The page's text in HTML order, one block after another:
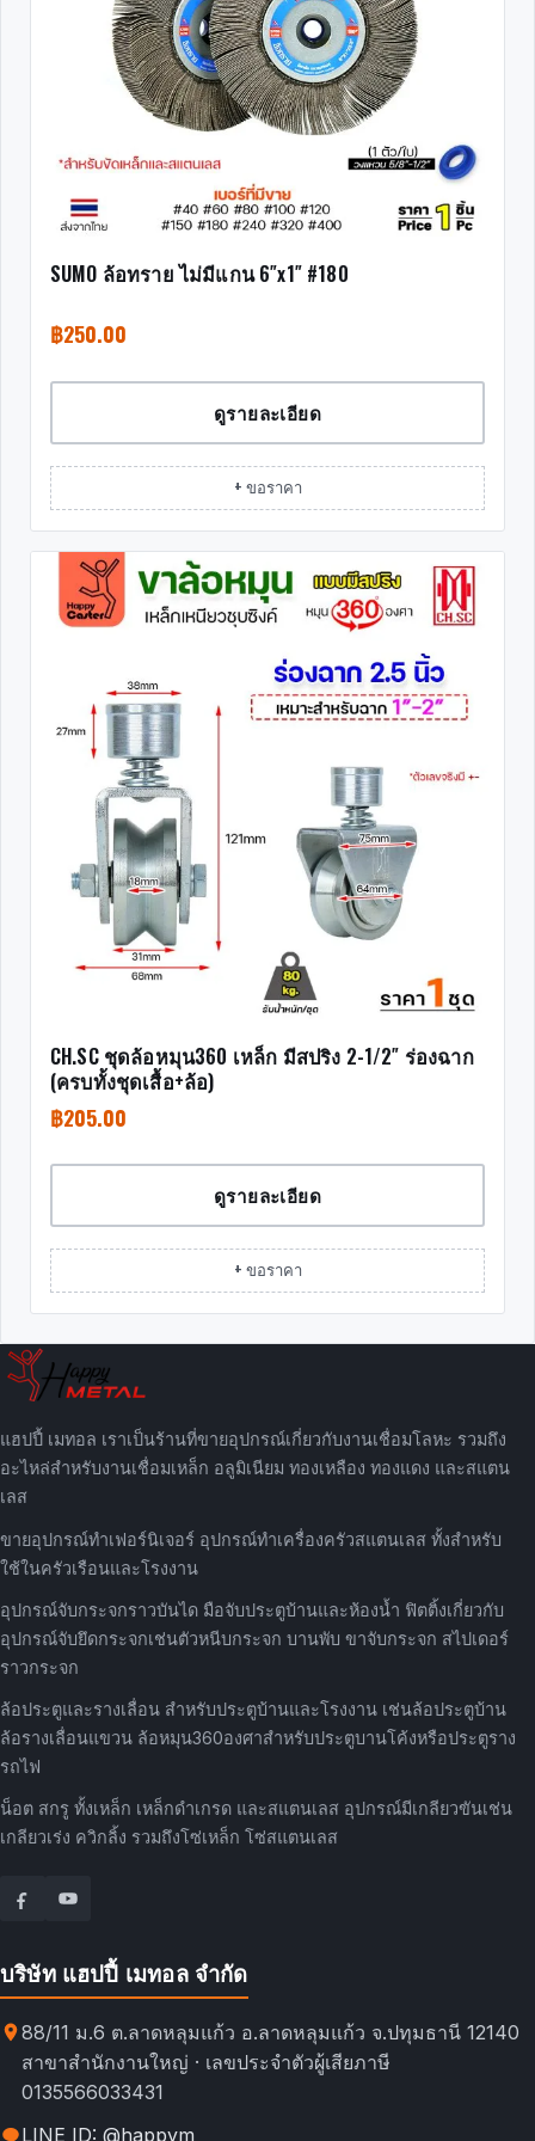
SUMO ล้อทราย ไม่มีแกน 6″x1″ #180
฿250.00
ดูรายละเอียด
+ ขอราคา
CH.SC ชุดล้อหมุน360 เหล็ก มีสปริง 2-1/2″ ร่องฉาก
(ครบทั้งชุดเสื้อ+ล้อ)
฿205.00
ดูรายละเอียด
+ ขอราคา
แฮปปี้ เมทอล เราเป็นร้านที่ขายอุปกรณ์เกี่ยวกับงานเชื่อมโลหะ รวมถึง
อะไหล่สำหรับงานเชื่อมเหล็ก อลูมิเนียม ทองเหลือง ทองแดง และสแตน
เลส
ขายอุปกรณ์ทำเฟอร์นิเจอร์ อุปกรณ์ทำเครื่องครัวสแตนเลส ทั้งสำหรับ
ใช้ในครัวเรือนและโรงงาน
อุปกรณ์จับกระจกราวบันได มือจับประตูบ้านและห้องน้ำ ฟิตติ้งเกี่ยวกับ
อุปกรณ์จับยึดกระจกเช่นตัวหนีบกระจก บานพับ ขาจับกระจก สไปเดอร์
ราวกระจก
ล้อประตูและรางเลื่อน สำหรับประตูบ้านและโรงงาน เช่นล้อประตูบ้าน
ล้อรางเลื่อนแขวน ล้อหมุน360องศาสำหรับประตูบานโค้งหรือประตูราง
รถไฟ
น็อต สกรู ทั้งเหล็ก เหล็กดำเกรด และสแตนเลส อุปกรณ์มีเกลียวขันเช่น
เกลียวเร่ง ควิกลิ้ง รวมถึงโซ่เหล็ก โซ่สแตนเลส
บริษัท แฮปปี้ เมทอล จำกัด
88/11 ม.6 ต.ลาดหลุมแก้ว อ.ลาดหลุมแก้ว จ.ปทุมธานี 12140
สาขาสำนักงานใหญ่ · เลขประจำตัวผู้เสียภาษี
0135566033431
LINE ID: @happym